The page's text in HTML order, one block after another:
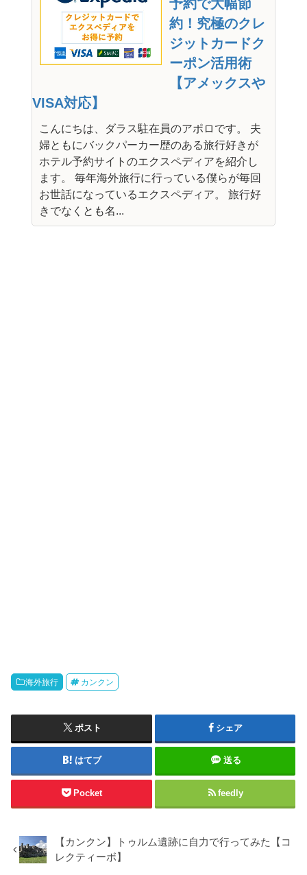
予約で大幅節
約！究極のクレ
ジットカードク
ーポン活用術
【アメックスや
VISA対応】
こんにちは、ダラス駐在員のアポロです。 夫
婦ともにバックパーカー歴のある旅行好きが
ホテル予約サイトのエクスペディアを紹介し
ます。 毎年海外旅行に行っている僕らが毎回
お世話になっているエクスペディア。 旅行好
きでなくとも名...
海外旅行 カンクン
ポスト シェア
はてブ 送る
Pocket feedly
【カンクン】トゥルム遺跡に自力で行ってみた【コ
レクティーボ】